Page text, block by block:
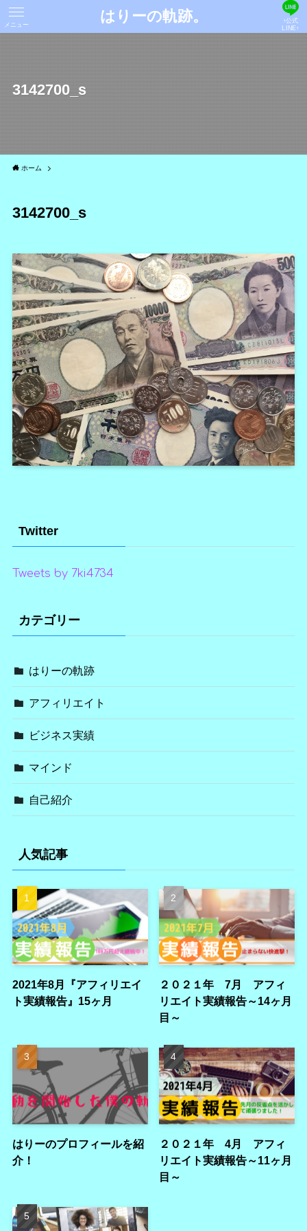
はりーの軌跡。 ↑公式
LINE↑
メニュー
3142700_s
ホーム
3142700_s
Twitter
Tweets by 7ki4734
カテゴリー
はりーの軌跡
アフィリエイト
ビジネス実績
マインド
自己紹介
人気記事
2021年8月『アフィリエイ
ト実績報告』15ヶ月
２０２１年 7月 アフィ
リエイト実績報告～14ヶ月
目～
はりーのプロフィールを紹
介！
２０２１年 4月 アフィ
リエイト実績報告～11ヶ月
目～